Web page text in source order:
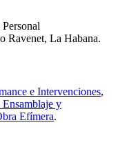
Ravenet, La Habana.
e Intervenciones,
y
Efímera.